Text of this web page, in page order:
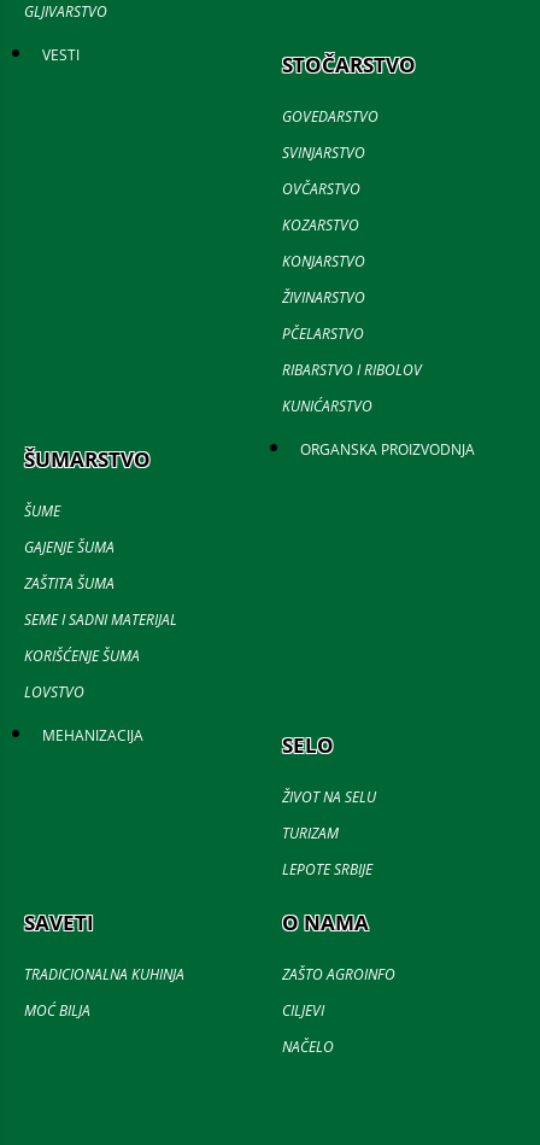
GLJIVARSTVO
VESTI STOČARSTVO
GOVEDARSTVO
SVINJARSTVO
OVČARSTVO
KOZARSTVO
KONJARSTVO
ŽIVINARSTVO
PČELARSTVO
RIBARSTVO I RIBOLOV
KUNIĆARSTVO
ŠUMARSTVO
ŠUME
GAJENJE ŠUMA
ZAŠTITA ŠUMA
SEME I SADNI MATERIJAL
KORIŠĆENJE ŠUMA
LOVSTVO
ORGANSKA PROIZVODNJA
MEHANIZACIJA SELO
ŽIVOT NA SELU
TURIZAM
LEPOTE SRBIJE
SAVETI
TRADICIONALNA KUHINJA
MOĆ BILJA
O NAMA
ZAŠTO AGROINFO
CILJEVI
NAČELO